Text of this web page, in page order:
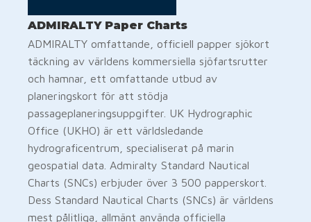
ADMIRALTY Paper Charts
ADMIRALTY omfattande, officiell papper sjökort
täckning av världens kommersiella sjöfartsrutter
och hamnar, ett omfattande utbud av
planeringskort för att stödja
passageplaneringsuppgifter. UK Hydrographic
Office (UKHO) är ett världsledande
hydrograficentrum, specialiserat på marin
geospatial data. Admiralty Standard Nautical
Charts (SNCs) erbjuder över 3 500 papperskort. ​​​​​​​
Dess Standard Nautical Charts (SNCs) är världens
mest pålitliga, allmänt använda officiella